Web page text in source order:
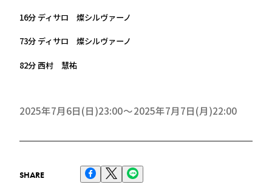
16分 ディサロ 燦シルヴァーノ
73分 ディサロ 燦シルヴァーノ
82分 西村 慧祐
2025年7月6日(日)23:00 2025年7月7日(月)22:00
SHARE